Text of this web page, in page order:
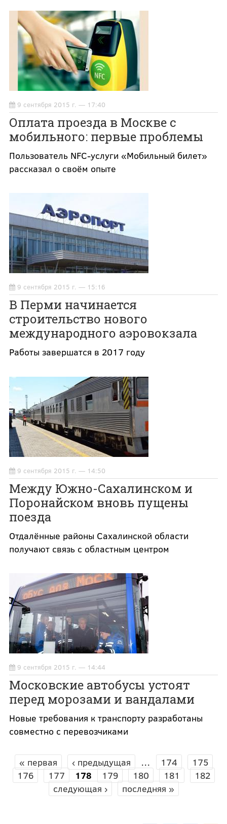
9 сентября 2015 г. — 17:40
Оплата проезда в Москве с
мобильного: первые проблемы
Пользователь NFC-услуги «Мобильный билет»
рассказал о своём опыте
9 сентября 2015 г. — 15:16
В Перми начинается
строительство нового
международного аэровокзала
Работы завершатся в 2017 году
9 сентября 2015 г. — 14:50
Между Южно-Сахалинском и
Поронайском вновь пущены
поезда
Отдалённые районы Сахалинской области
получают связь с областным центром
9 сентября 2015 г. — 14:44
Московские автобусы устоят
перед морозами и вандалами
Новые требования к транспорту разработаны
совместно с перевозчиками
СТРАНИЦЫ
« первая ‹ предыдущая … 174
175
176
177 178 179 180 181
182
следующая ›
последняя »